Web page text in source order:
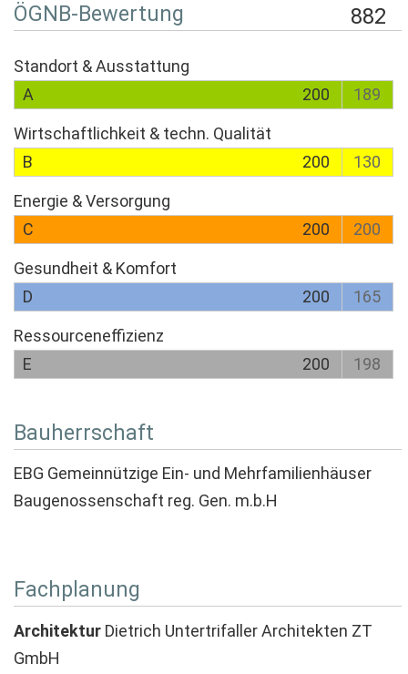
ÖGNB-Bewertung 882
Standort & Ausstattung
A
200 189
Wirtschaftlichkeit & techn. Qualität
B
200 130
Energie & Versorgung
C
200 200
Gesundheit & Komfort
D
200 165
Ressourceneffizienz
E
200 198
Bauherrschaft
EBG Gemeinnützige Ein- und Mehrfamilienhäuser
Baugenossenschaft reg. Gen. m.b.H
Fachplanung
Architektur Dietrich Untertrifaller Architekten ZT
GmbH